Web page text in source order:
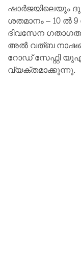
ഷാർജയിലെയും
ശതമാനം – 10
ദിവസേന
അൽ വത്ബ
റോഡ് സേഫ്റ്റി
വ്യക്‌തമാക്കുന്നു.